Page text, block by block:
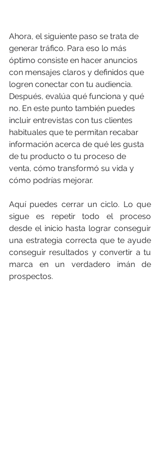
Ahora, el siguiente paso se trata de
generar tráfico. Para eso lo más
óptimo consiste en hacer anuncios
con mensajes claros y definidos que
logren conectar con tu audiencia.
Después, evalúa qué funciona y qué
no. En este punto también puedes
incluir entrevistas con tus clientes
habituales que te permitan recabar
información acerca de qué les gusta
de tu producto o tu proceso de
venta, cómo transformó su vida y
cómo podrías mejorar.
Aquí puedes cerrar un ciclo. Lo que
sigue es repetir todo el proceso
desde el inicio hasta lograr conseguir
una estrategia correcta que te ayude
conseguir resultados y convertir a tu
marca en un verdadero imán de
prospectos.